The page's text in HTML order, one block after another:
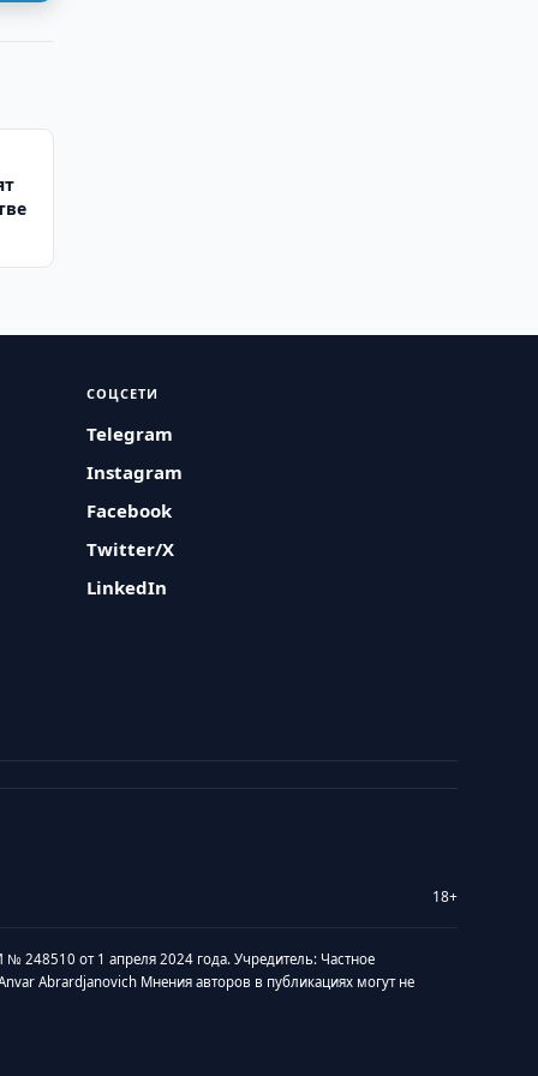
СОЦСЕТИ
Telegram
Instagram
Facebook
Twitter/X
LinkedIn
18+
№ 248510 от 1 апреля 2024 года. Учредитель: Частное
Abrardjanovich Мнения авторов в публикациях могут не